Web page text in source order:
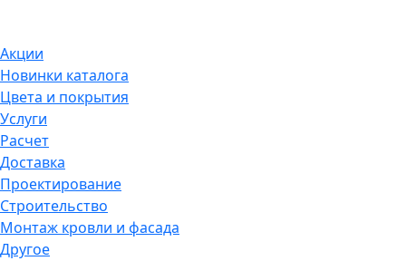
Акции
Новинки каталога
Цвета и покрытия
Услуги
Расчет
Доставка
Проектирование
Строительство
Монтаж кровли и фасада
Другое